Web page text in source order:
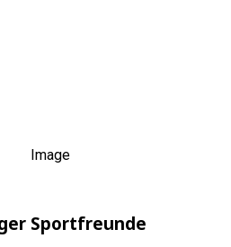
Sportfreunde